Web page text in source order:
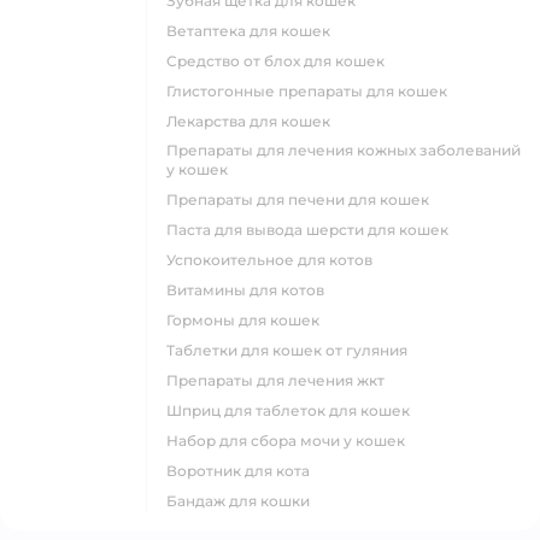
ветаптека для кошек
средство от блох для кошек
глистогонные препараты для кошек
лекарства для кошек
препараты для лечения кожных заболеваний
у кошек
препараты для печени для кошек
паста для вывода шерсти для кошек
успокоительное для котов
витамины для котов
гормоны для кошек
таблетки для кошек от гуляния
препараты для лечения жкт
шприц для таблеток для кошек
набор для сбора мочи у кошек
воротник для кота
бандаж для кошки